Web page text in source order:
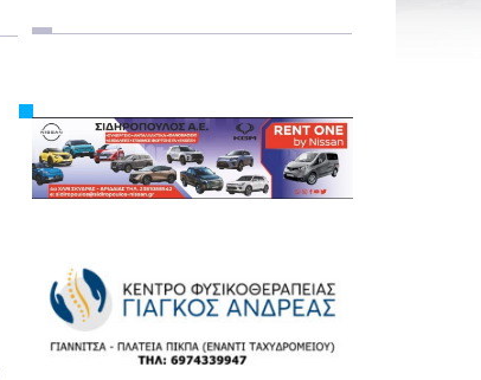
Περιβάλλον
Κόσμος
Τοπικά
Πολιτική
Αθλητικά